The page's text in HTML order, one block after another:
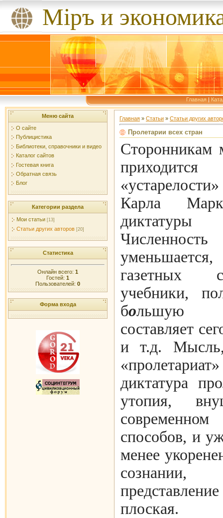
Мiръ и
Главная|
Меню сайта
О сайте
Публицистика
Библиотеки, справочники и видео
Каталог сайтов
Гостевая книга
Обратная связь
Блог
Категории раздела
Мои статьи [13]
Статьи других авторов [20]
Статистика
Онлайн всего: 1
Гостей: 1
Пользователей: 0
Форма входа
Главная » Статьи » Статьи других
Пролетарии всех стран
Сторонникам
Карла
газетных
учебники,
большую
составляет
и т.д.
диктатура
утопия,
способов, и
менее
плоская.